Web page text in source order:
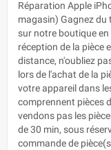
Réparation Apple
magasin) Gagnez du
sur notre boutique en
réception de la pièce
distance, n'oubliez
lors de l'achat de la
votre appareil dans
comprennent pièces
vendons pas les
de 30 min, sous
commande de